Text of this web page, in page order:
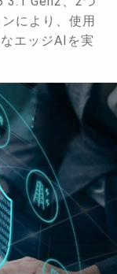
により、使用
エッジAIを実